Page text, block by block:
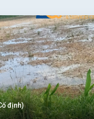
định)